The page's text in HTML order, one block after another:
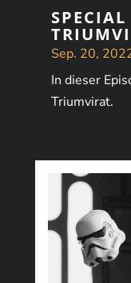
Sep. 20,
In dieser
Triumvirat.